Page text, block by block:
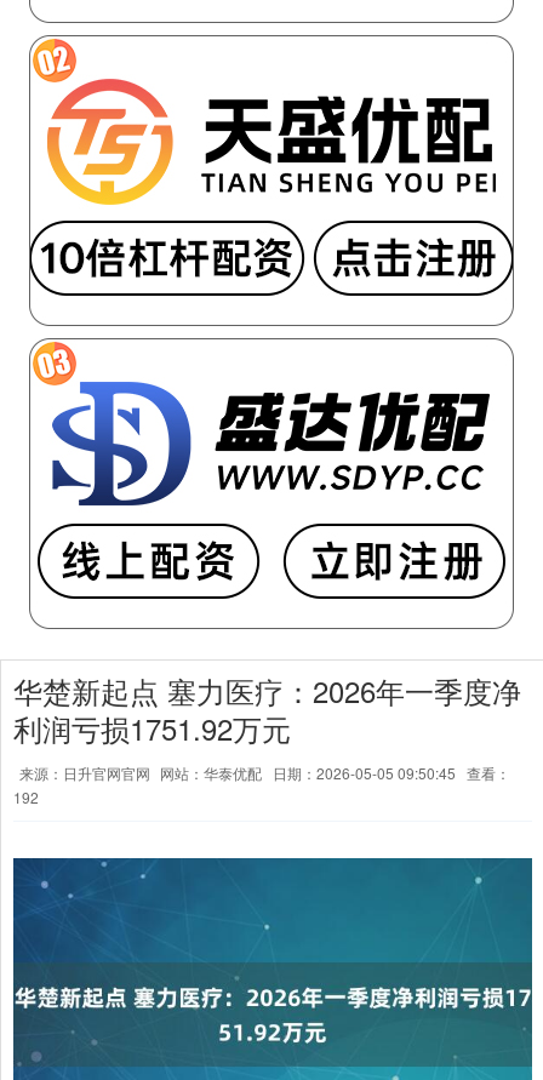
华楚新起点 塞力医疗：2026年一季度净
利润亏损1751.92万元
来源：日升官网官网 网站：华泰优配 日期：2026-05-05 09:50:45 查看：
192